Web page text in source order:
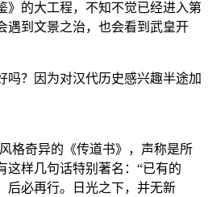
》的大工程，不知不觉已经进入第
遇到文景之治，也会看到武皇开
吗？因为对汉代历史感兴趣半途加
格奇异的《传道书》，声称是所
这样几句话特别著名：“已有的
后必再行。日光之下，并无新